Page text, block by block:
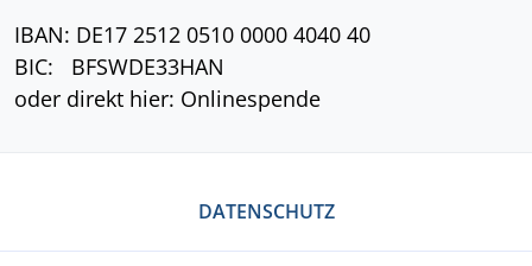
IBAN: DE17 2512 0510 0000 4040 40
BIC: BFSWDE33HAN
oder direkt hier: Onlinespende
DATENSCHUTZ